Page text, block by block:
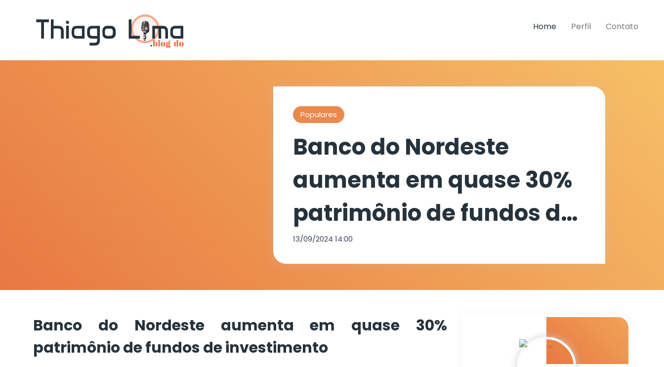
Home Perfil Contato
Populares
Banco do Nordeste
aumenta em quase 30%
patrimônio de fundos de
investimento
13/09/2024 14:00
Banco do Nordeste aumenta em quase 30%
patrimônio de fundos de investimento